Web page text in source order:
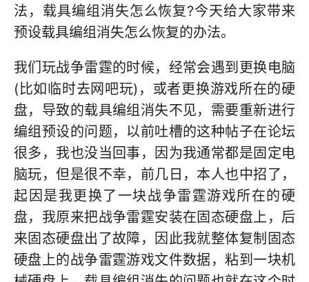
法，载具编组消失怎么恢复?今天给大家带来
预设载具编组消失怎么恢复的办法。
我们玩战争雷霆的时候，经常会遇到更换电脑
(比如临时去网吧玩)，或者更换游戏所在的硬
盘，导致的载具编组消失不见，需要重新进行
编组预设的问题，以前吐槽的这种帖子在论坛
很多，我也没当回事，因为我通常都是固定电
脑玩，但是很不幸，前几日，本人也中招了，
起因是我更换了一块战争雷霆游戏所在的硬
盘，我原来把战争雷霆安装在固态硬盘上，后
来固态硬盘出了故障，因此我就整体复制固态
硬盘上的战争雷霆游戏文件数据，粘到一块机